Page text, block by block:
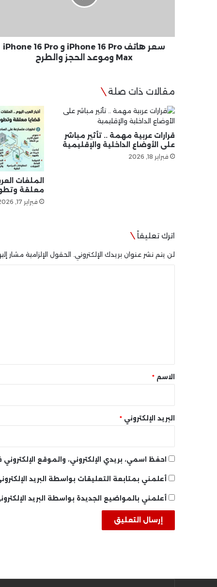
Pro
Max
سعر هاتف iPhone 16 Pro و iPhone 16 Pro
Max وموعد الحجز والطرح
مقالات ذات صلة
قرارات عربية مهمة .. تأثير مباشر
على الأوضاع الداخلية والإقليمية
فبراير 18, 2026
الملفات
معلقة
فبراير 17, 2026
اترك تعليقاً
لن يتم نشر عنوان بريدك الإلكتروني. الحقول الإلزامية مشار
* الاسم *
البريد الإلكتروني *
احفظ اسمي، بريدي الإلكتروني، والموقع
أعلمني بمتابعة التعليقات بواسطة البريد
أعلمني بالمواضيع الجديدة بواسطة البريد